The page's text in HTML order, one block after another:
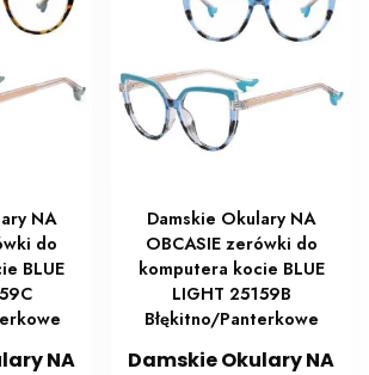
NA
do
BLUE
NA
Damskie Okulary NA
OBCASIE zerówki do
komputera kocie BLUE
LIGHT 25159B
Błękitno/Panterkowe
Damskie Okulary NA